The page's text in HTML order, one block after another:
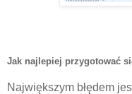
Jak najlepiej przygotować
Największym błędem